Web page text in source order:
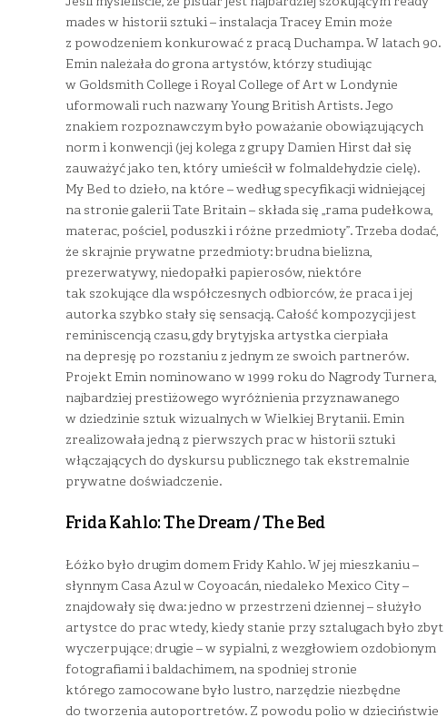
mades w historii sztuki – instalacja Tracey Emin może
z powodzeniem konkurować z pracą Duchampa. W latach 90.
Emin należała do grona artystów, którzy studiując
w Goldsmith College i Royal College of Art w Londynie
uformowali ruch nazwany Young British Artists. Jego
znakiem rozpoznawczym było poważanie obowiązujących
norm i konwencji (jej kolega z grupy Damien Hirst dał się
zauważyć jako ten, który umieścił w folmaldehydzie cielę).
My Bed to dzieło, na które – według specyfikacji widniejącej
na stronie galerii Tate Britain – składa się „rama pudełkowa,
materac, pościel, poduszki i różne przedmioty”. Trzeba dodać,
że skrajnie prywatne przedmioty: brudna bielizna,
prezerwatywy, niedopałki papierosów, niektóre
tak szokujące dla współczesnych odbiorców, że praca i jej
autorka szybko stały się sensacją. Całość kompozycji jest
reminiscencją czasu, gdy brytyjska artystka cierpiała
na depresję po rozstaniu z jednym ze swoich partnerów.
Projekt Emin nominowano w 1999 roku do Nagrody Turnera,
najbardziej prestiżowego wyróżnienia przyznawanego
w dziedzinie sztuk wizualnych w Wielkiej Brytanii. Emin
zrealizowała jedną z pierwszych prac w historii sztuki
włączających do dyskursu publicznego tak ekstremalnie
prywatne doświadczenie.
Frida Kahlo: The Dream / The Bed
Łóżko było drugim domem Fridy Kahlo. W jej mieszkaniu –
słynnym Casa Azul w Coyoacán, niedaleko Mexico City –
znajdowały się dwa: jedno w przestrzeni dziennej – służyło
artystce do prac wtedy, kiedy stanie przy sztalugach było zbyt
wyczerpujące; drugie – w sypialni, z wezgłowiem ozdobionym
fotografiami i baldachimem, na spodniej stronie
którego zamocowane było lustro, narzędzie niezbędne
do tworzenia autoportretów. Z powodu polio w dzieciństwie